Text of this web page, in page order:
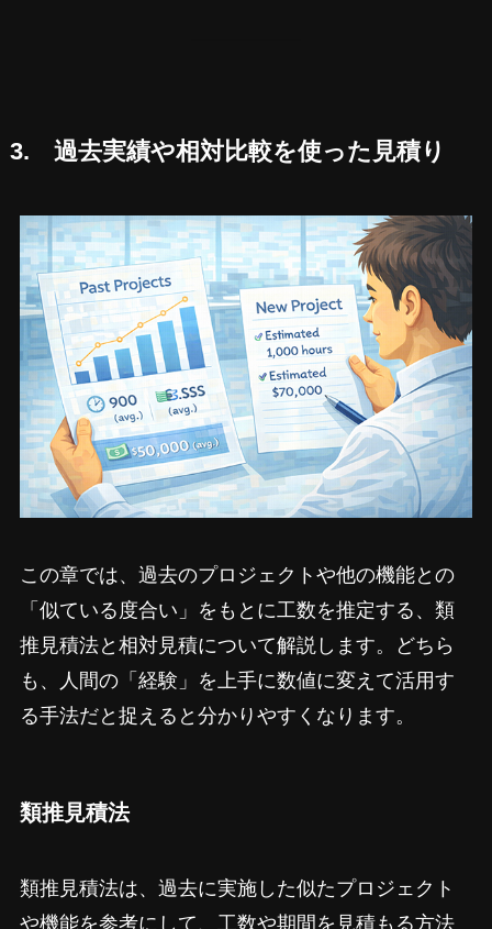
3. 過去実績や相対比較を使った見積り
この章では、過去のプロジェクトや他の機能との
「似ている度合い」をもとに工数を推定する、類
推見積法と相対見積について解説します。どちら
も、人間の「経験」を上手に数値に変えて活用す
る手法だと捉えると分かりやすくなります。
類推見積法
類推見積法は、過去に実施した似たプロジェクト
や機能を参考にして、工数や期間を見積もる方法